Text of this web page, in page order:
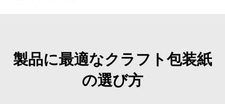
製品に最適なクラフト包装紙
の選び方